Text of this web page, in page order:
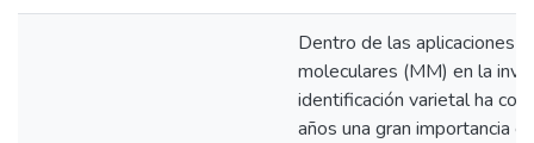
Dentro de las aplicaciones
moleculares (MM) en la
identificación varietal ha
años una gran importancia